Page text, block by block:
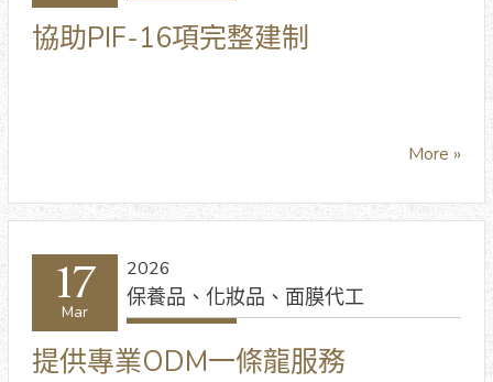
協助PIF-16項完整建制
More »
17
Mar
2026
保養品、化妝品、面膜代工
提供專業ODM一條龍服務